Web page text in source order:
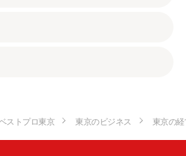
ストプロ東京 東京のビジネス 東京の